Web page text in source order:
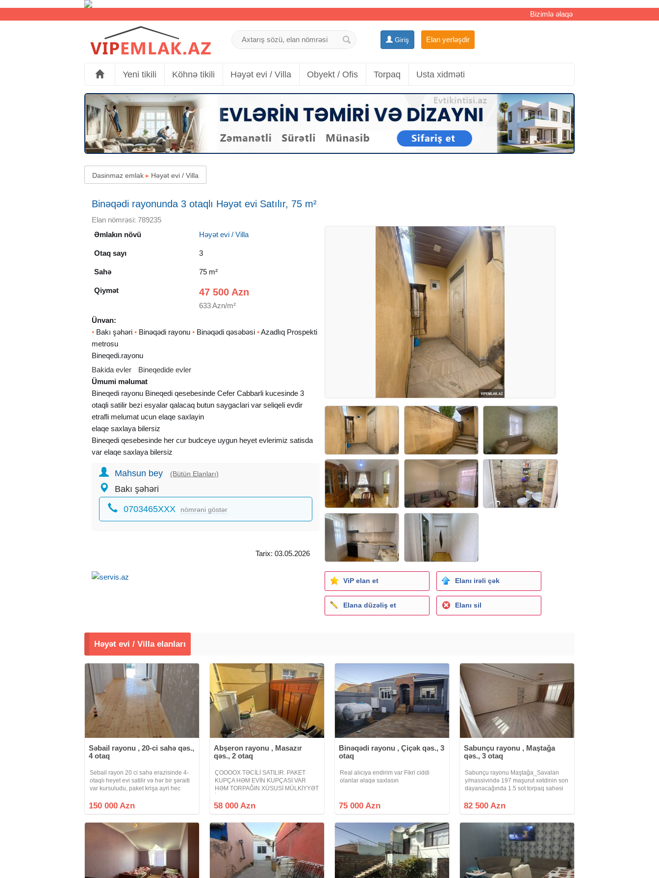
Bizimlə əlaqə
Giriş Elan yerləşdir
Yeni tikili Köhnə tikili Həyət evi / Villa Obyekt / Ofis Torpaq Usta xidməti
Dasinmaz emlak ▸ Həyət evi / Villa
Binəqədi rayonunda 3 otaqlı Həyət evi Satılır, 75 m²
Elan nömrəsi: 789235
Əmlakın növü
Həyət evi / Villa
Otaq sayı 3
Sahə 75 m²
Qiymət 47 500 Azn
633 Azn/m²
Ünvan:
• Bakı şəhəri • Binəqədi rayonu • Binəqədi qəsəbəsi •Azadlıq Prospekti
metrosu
Bineqedi.rayonu
Bakida evler
Bineqedide evler
Ümumi məlumat
Bineqedi rayonu Bineqedi qesebesinde Cefer Cabbarli kucesinde 3
otaqli satilir bezi esyalar qalacaq butun saygaclari var seliqeli evdir
etrafli melumat ucun elaqe saxlayin
elaqe saxlaya bilersiz
Bineqedi qesebesinde her cur budceye uygun heyet evlerimiz satisda
var elaqe saxlaya bilersiz
Mahsun bey (Bütün Elanları)
Bakı şəhəri
0703465XXX nömrəni göstər
Tarix: 03.05.2026
ViP elan et Elanı irəli çək
Elana düzəliş et Elanı sil
Həyət evi / Villa elanları
Səbail rayonu , 20-ci sahə qəs.,
4 otaq
Sebail rayon 20 ci sahə erazisinde 4-
otaqlı heyet evi satilir və hər bir şəraiti
var kursuludu, paket krişa ayri hec
gire heyeti, hazir gir yaşa evdir.
150 000 Azn
Abşeron rayonu , Masazır
qəs., 2 otaq
ÇOOOOX TƏCİLİ SATILIR. PAKET
KUPÇA HƏM EVİN KUPÇASI VAR
HƏM TORPAĞIN XÜSUSİ MÜLKİYYƏT
qəsəbəsi 6 nömrəli məktəbin
58 000 Azn
Binəqədi rayonu , Çiçək qəs., 3
otaq
Real alıcıya endirim var Fikri ciddi
olanlar əlaqə saxlasın
75 000 Azn
Sabunçu rayonu , Maştağa
qəs., 3 otaq
Sabunçu rayonu Maştağa_Savalan
y/massivində 197 maşurut xətdinin son
dayanacağında 1.5 sot torpaq sahəsi
olan 3 otaq, mətbəxt və sanuzeldən
82 500 Azn